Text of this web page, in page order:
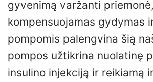
gyvenimą varžanti
kompensuojamas gydymas
pompomis palengvina šią
pompos užtikrina nuolatinę
insulino injekciją ir reikiamą